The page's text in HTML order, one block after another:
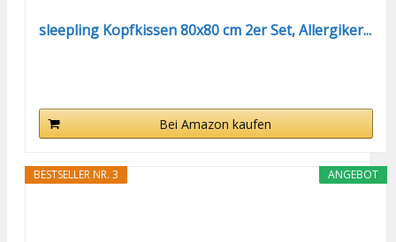
sleepling Kopfkissen 80x80 cm 2er Set, Allergiker...
Bei Amazon kaufen
ANGEBOT
BESTSELLER NR. 3